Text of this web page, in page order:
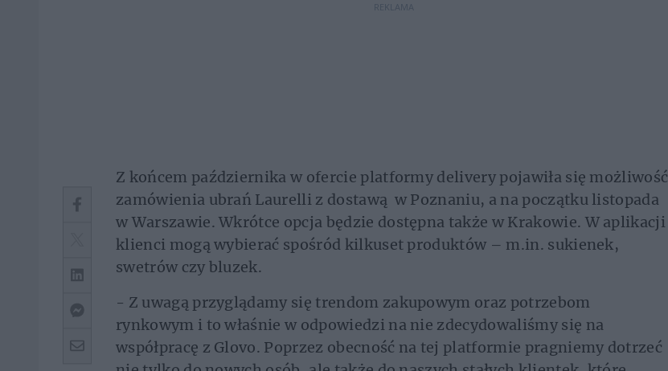
REKLAMA
Z końcem października w ofercie platformy delivery pojawiła się możliwość
zamówienia ubrań Laurelli z dostawą w Poznaniu, a na początku listopada
w Warszawie. Wkrótce opcja będzie dostępna także w Krakowie. W aplikacji
klienci mogą wybierać spośród kilkuset produktów – m.in. sukienek,
swetrów czy bluzek.
- Z uwagą przyglądamy się trendom zakupowym oraz potrzebom
rynkowym i to właśnie w odpowiedzi na nie zdecydowaliśmy się na
współpracę z Glovo. Poprzez obecność na tej platformie pragniemy dotrzeć